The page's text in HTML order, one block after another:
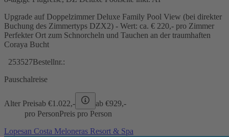
Upgrade auf Doppelzimmer Deluxe Family Pool View (bei direkter
Buchung des Zimmertyps DZX2) - Wert: ca. € 220,- pro Zimmer
Perfekter Ort zum Schnorcheln und Tauchen an der traumhaften
Coraya Bucht
253527Bestellnr.:
Pauschalreise
Alter Preisab €1.022,- ab €929,-
pro PersonPreis pro Person
Lopesan Costa Meloneras Resort & Spa